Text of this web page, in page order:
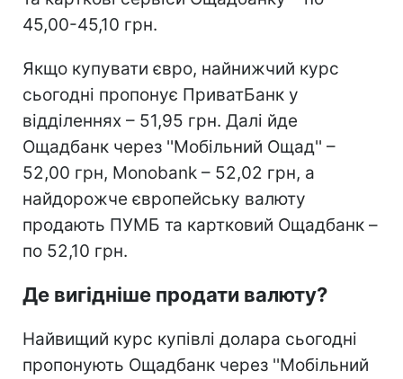
45,00-45,10 грн.
Якщо купувати євро, найнижчий курс
сьогодні пропонує ПриватБанк у
відділеннях – 51,95 грн. Далі йде
Ощадбанк через ''Мобільний Ощад'' –
52,00 грн, Monobank – 52,02 грн, а
найдорожче європейську валюту
продають ПУМБ та картковий Ощадбанк –
по 52,10 грн.
Де вигідніше продати валюту?
Найвищий курс купівлі долара сьогодні
пропонують Ощадбанк через ''Мобільний